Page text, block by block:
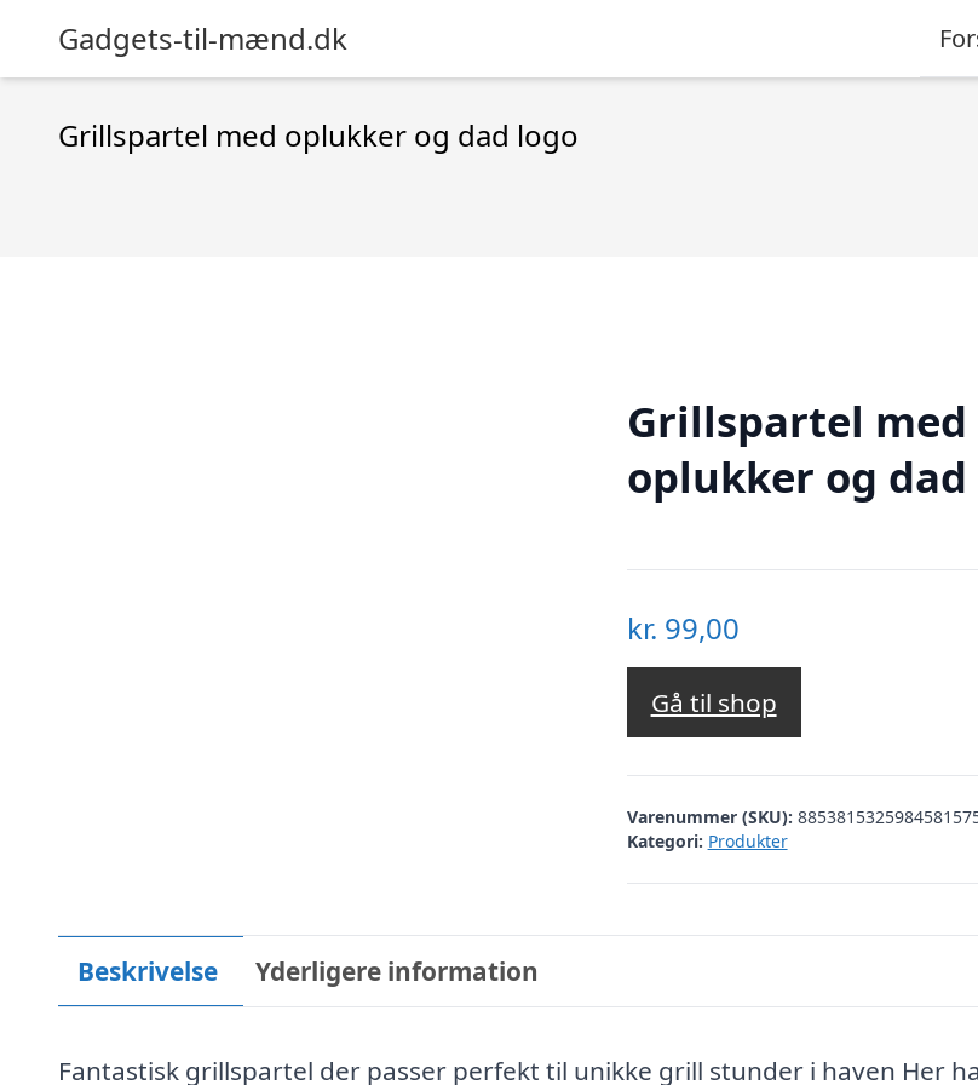
Gadgets-til-mænd.dk
Grillspartel med oplukker og dad logo
Grillspartel med
oplukker og dad
kr. 99,00
Gå til shop
Varenummer (SKU):
Kategori: Produkter
Beskrivelse Yderligere information
Fantastisk grillspartel der passer perfekt til unikke grill stunder i haven Her